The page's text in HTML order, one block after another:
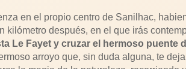
en el propio centro de Sanilhac,
kilómetro después, en el que irás
Le Fayet y cruzar el hermoso puente
arroyo que, sin duda alguna, te